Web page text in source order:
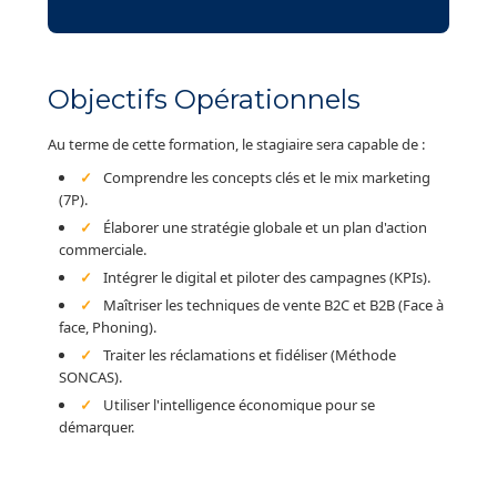
Objectifs Opérationnels
Au terme de cette formation, le stagiaire sera capable de :
Comprendre les concepts clés et le mix marketing
(7P).
Élaborer une stratégie globale et un plan d'action
commerciale.
Intégrer le digital et piloter des campagnes (KPIs).
Maîtriser les techniques de vente B2C et B2B (Face à
face, Phoning).
Traiter les réclamations et fidéliser (Méthode
SONCAS).
Utiliser l'intelligence économique pour se
démarquer.